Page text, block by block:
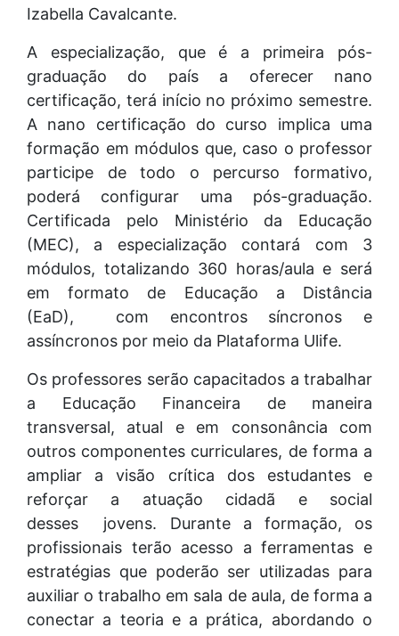
Izabella Cavalcante.
A especialização, que é a primeira pós-
graduação do país a oferecer nano
certificação, terá início no próximo semestre.
A nano certificação do curso implica uma
formação em módulos que, caso o professor
participe de todo o percurso formativo,
poderá configurar uma pós-graduação.
Certificada pelo Ministério da Educação
(MEC), a especialização contará com 3
módulos, totalizando 360 horas/aula e será
em formato de Educação a Distância
(EaD), com encontros síncronos e
assíncronos por meio da Plataforma Ulife.
Os professores serão capacitados a trabalhar
a Educação Financeira de maneira
transversal, atual e em consonância com
outros componentes curriculares, de forma a
ampliar a visão crítica dos estudantes e
reforçar a atuação cidadã e social
desses jovens. Durante a formação, os
profissionais terão acesso a ferramentas e
estratégias que poderão ser utilizadas para
auxiliar o trabalho em sala de aula, de forma a
conectar a teoria e a prática, abordando o